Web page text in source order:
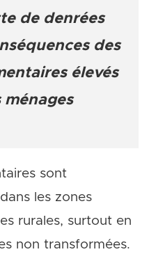
de denrées
des
élevés
sont
les zones
rurales, surtout en
non transformées.